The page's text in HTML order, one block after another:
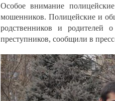
Особое внимание
мошенников. Полицейские и
родственников и родителей
преступников, сообщили в